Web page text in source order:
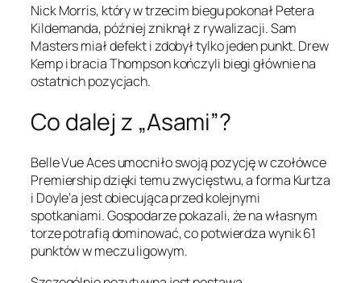
Nick Morris, który w trzecim biegu pokonał Petera
Kildemanda, później zniknął z rywalizacji. Sam
Masters miał defekt i zdobył tylko jeden punkt. Drew
Kemp i bracia Thompson kończyli biegi głównie na
ostatnich pozycjach.
Co dalej z „Asami”?
Belle Vue Aces umocniło swoją pozycję w czołówce
Premiership dzięki temu zwycięstwu, a forma Kurtza
i Doyle’a jest obiecująca przed kolejnymi
spotkaniami. Gospodarze pokazali, że na własnym
torze potrafią dominować, co potwierdza wynik 61
punktów w meczu ligowym.